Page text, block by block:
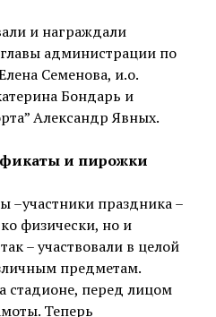
и награждали
администрации по
Семенова, и.о.
Бондарь и
Александр Явных.
и пирожки
–участники праздника –
физически, но и
– участвовали в целой
предметам.
стадионе, перед лицом
Теперь